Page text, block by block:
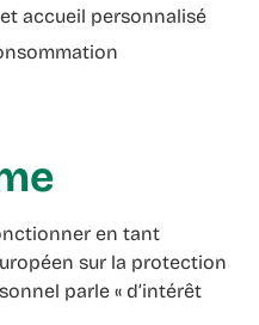
accueil personnalisé
sur la protection
parle « d’intérêt